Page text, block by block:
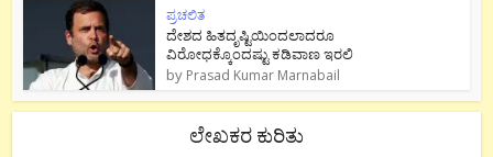
ಪ್ರಚಲಿತ
ದೇಶದ ಹಿತದೃಷ್ಟಿಯಿಂದಲಾದರೂ
ವಿರೋಧಕ್ಕೊಂದಷ್ಟು ಕಡಿವಾಣ ಇರಲಿ
by Prasad Kumar Marnabail
ಲೇಖಕರ ಕುರಿತು